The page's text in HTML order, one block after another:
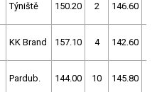
Týniště 150.20 2 146.60
KK Brand 157.10 4 142.60
Pardub. 144.00 10 145.80